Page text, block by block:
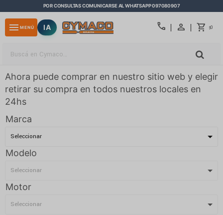
POR CONSULTAS COMUNICARSE AL WHATSAPP 097080907
call $0
menu MENÚ IA
Ahora puede comprar en nuestro sitio web y elegir
retirar su compra en todos nuestros locales en
24hs
Marca
Modelo
Motor
close